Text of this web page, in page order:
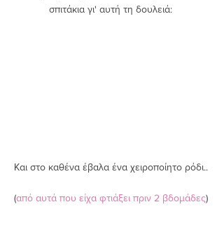
σπιτάκια γι' αυτή τη δουλειά:
Και στο καθένα έβαλα ένα χειροποίητο ρόδι..
(από αυτά που είχα φτιάξει πριν 2 βδομάδες)